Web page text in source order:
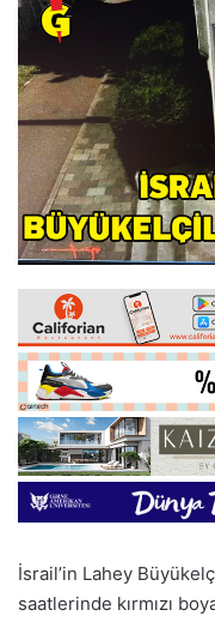
İsrail’in Lahey
saatlerinde kırmızı